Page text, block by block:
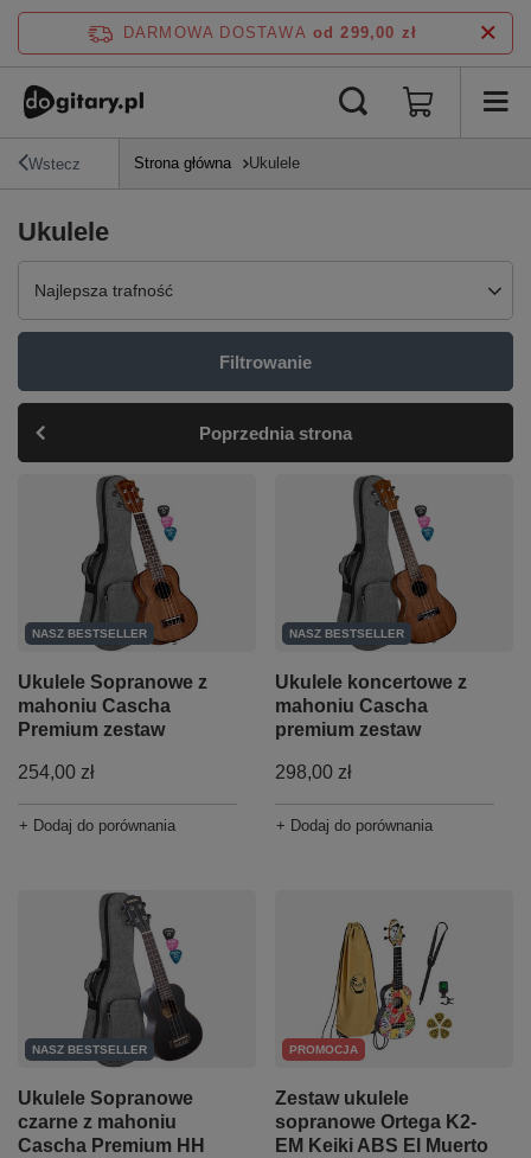
DARMOWA DOSTAWA od 299,00 zł
Wstecz Strona główna Ukulele
Ukulele
Zmień sortowanie
Najlepsza trafność
Filtrowanie
Poprzednia strona
NASZ BESTSELLER
Ukulele Sopranowe z
mahoniu Cascha
Premium zestaw
254,00 zł
+ Dodaj do porównania
NASZ BESTSELLER
Ukulele koncertowe z
mahoniu Cascha
premium zestaw
298,00 zł
+ Dodaj do porównania
NASZ BESTSELLER
Ukulele Sopranowe
czarne z mahoniu
Cascha Premium HH
PROMOCJA
Zestaw ukulele
sopranowe Ortega K2-
EM Keiki ABS El Muerto